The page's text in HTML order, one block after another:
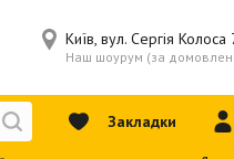
Київ, вул. Сергія Колоса
Наш шоурум (за
Закладки